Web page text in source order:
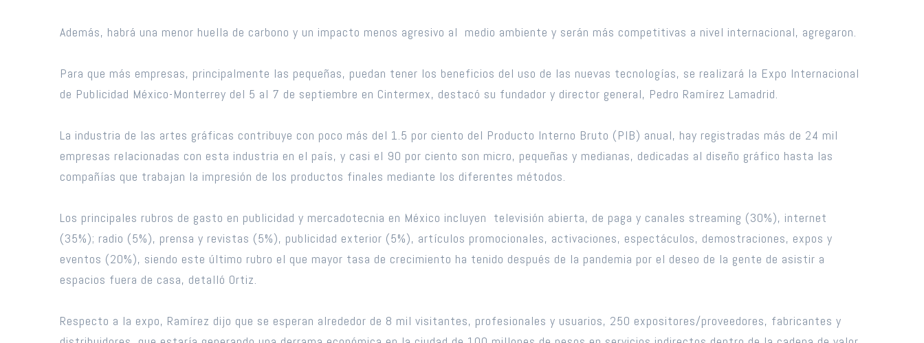
Además, habrá una menor huella de carbono y un impacto menos agresivo al medio ambiente y serán más competitivas a nivel internacional, agregaron.
Para que más empresas, principalmente las pequeñas, puedan tener los beneficios del uso de las nuevas tecnologías, se realizará la Expo Internacional
de Publicidad México-Monterrey del 5 al 7 de septiembre en Cintermex, destacó su fundador y director general, Pedro Ramírez Lamadrid.
La industria de las artes gráficas contribuye con poco más del 1.5 por ciento del Producto Interno Bruto (PIB) anual, hay registradas más de 24 mil
empresas relacionadas con esta industria en el país, y casi el 90 por ciento son micro, pequeñas y medianas, dedicadas al diseño gráfico hasta las
compañías que trabajan la impresión de los productos finales mediante los diferentes métodos.
Los principales rubros de gasto en publicidad y mercadotecnia en México incluyen televisión abierta, de paga y canales streaming (30%), internet
(35%); radio (5%), prensa y revistas (5%), publicidad exterior (5%), artículos promocionales, activaciones, espectáculos, demostraciones, expos y
eventos (20%), siendo este último rubro el que mayor tasa de crecimiento ha tenido después de la pandemia por el deseo de la gente de asistir a
espacios fuera de casa, detalló Ortiz.
Respecto a la expo, Ramírez dijo que se esperan alrededor de 8 mil visitantes, profesionales y usuarios, 250 expositores/proveedores, fabricantes y